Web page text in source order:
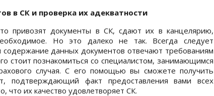
в СК и проверка их адекватности
привозят документы в СК, сдают их в канцелярию,
Но это далеко не так. Всегда следует
содержание данных документов отвечают требованиям
стоит познакомиться со специалистом, занимающимся
случая. С его помощью вы сможете получить
подтверждающий факт предоставления вами всех
что их качество удовлетворяет СК.